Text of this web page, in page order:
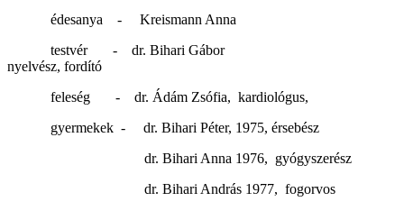
édesanya - Kreismann Anna
testvér - dr. Bihari Gábor
nyelvész, fordító
feleség - dr. Ádám Zsófia, kardiológus,
gyermekek - dr. Bihari Péter, 1975, érsebész
dr. Bihari Anna 1976, gyógyszerész
dr. Bihari András 1977, fogorvos